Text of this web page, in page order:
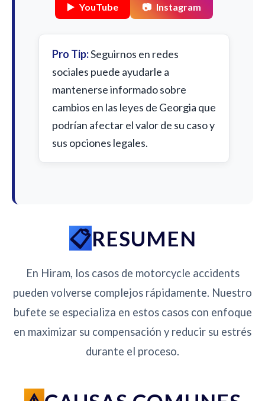
▶️ YouTube 📷 Instagram
Pro Tip:Seguirnos en redes
sociales puede ayudarle a
mantenerse informado sobre
cambios en las leyes de Georgia que
podrían afectar el valor de su caso y
sus opciones legales.
RESUMEN
En Hiram, los casos de motorcycle accidents
pueden volverse complejos rápidamente. Nuestro
bufete se especializa en estos casos con enfoque
en maximizar su compensación y reducir su estrés
durante el proceso.